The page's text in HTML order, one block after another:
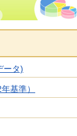
ータ)
基準）